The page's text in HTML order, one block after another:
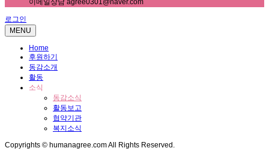
이메일상담 agree0301@naver.com
로그인
MENU
Home
후원하기
동감소개
활동
소식
동감소식
활동보고
협약기관
복지소식
Copyrights © humanagree.com All Rights Reserved.